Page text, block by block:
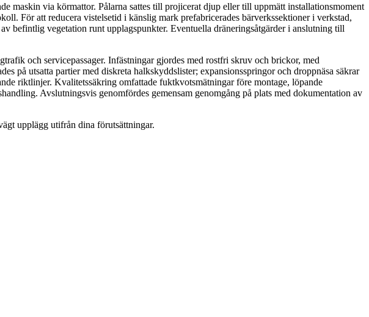
maskin via körmattor. Pålarna sattes till projicerat djup eller till uppmätt installationsmoment
För att reducera vistelsetid i känslig mark prefabricerades bärverkssektioner i verkstad,
befintlig vegetation runt upplagspunkter. Eventuella dräneringsåtgärder i anslutning till
och servicepassager. Infästningar gjordes med rostfri skruv och brickor, med
på utsatta partier med diskreta halkskyddslister; expansionsspringor och droppnäsa säkrar
riktlinjer. Kvalitetssäkring omfattade fuktkvotsmätningar före montage, löpande
Avslutningsvis genomfördes gemensam genomgång på plats med dokumentation av
upplägg utifrån dina förutsättningar.